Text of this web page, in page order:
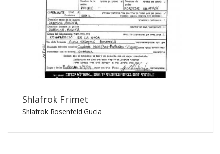
Shlafrok Frimet
Shlafrok Rosenfeld Gucia